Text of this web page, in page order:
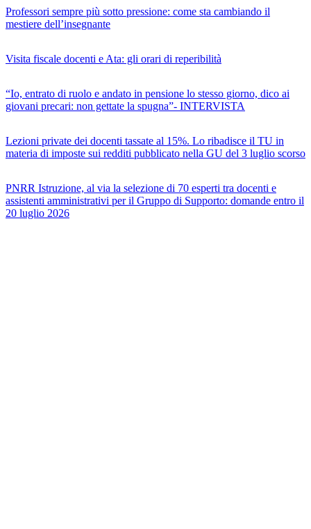
Professori sempre più sotto pressione: come sta cambiando il
mestiere dell’insegnante
Visita fiscale docenti e Ata: gli orari di reperibilità
“Io, entrato di ruolo e andato in pensione lo stesso giorno, dico ai
giovani precari: non gettate la spugna”- INTERVISTA
Lezioni private dei docenti tassate al 15%. Lo ribadisce il TU in
materia di imposte sui redditi pubblicato nella GU del 3 luglio scorso
PNRR Istruzione, al via la selezione di 70 esperti tra docenti e
assistenti amministrativi per il Gruppo di Supporto: domande entro il
20 luglio 2026